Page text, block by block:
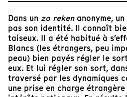
Dans un zo rekenanonyme,
pas son identité. Il connaît
taiseux. Il a été habitué à
Blancs (les étrangers, peu
peau) bien payés régler le
eux. Et lui régler son sort,
traversé par les dynamiques
une prise en charge